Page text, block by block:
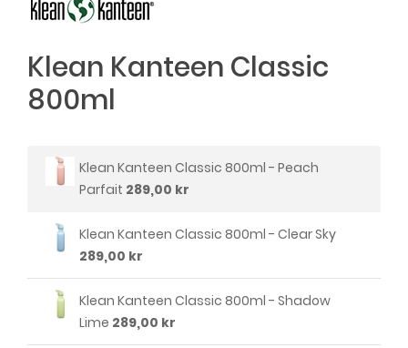
Klean Kanteen Classic
800ml
Klean Kanteen Classic 800ml - Peach
Parfait 289,00 kr
Klean Kanteen Classic 800ml - Clear Sky
289,00 kr
Klean Kanteen Classic 800ml - Shadow
Lime 289,00 kr